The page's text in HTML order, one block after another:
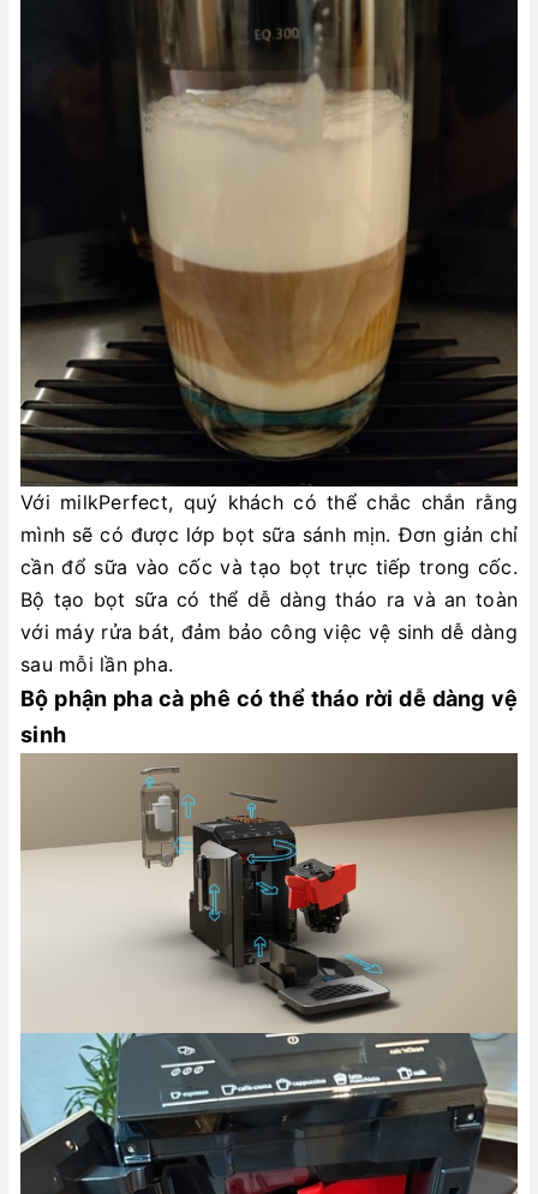
Với milkPerfect, quý khách có thể chắc chắn rằng
mình sẽ có được lớp bọt sữa sánh mịn. Đơn giản chỉ
cần đổ sữa vào cốc và tạo bọt trực tiếp trong cốc.
Bộ tạo bọt sữa có thể dễ dàng tháo ra và an toàn
với máy rửa bát, đảm bảo công việc vệ sinh dễ dàng
sau mỗi lần pha.
Bộ phận pha cà phê có thể tháo rời dễ dàng vệ
sinh